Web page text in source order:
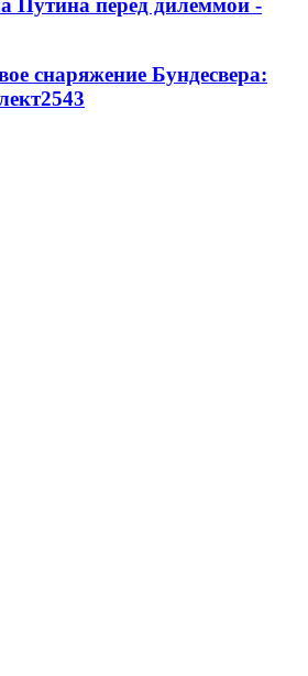
Путина перед дилеммой -
снаряжение Бундесвера:
2543